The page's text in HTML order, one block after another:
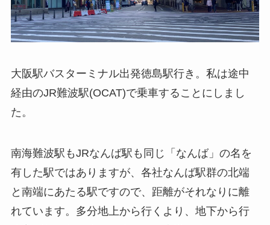
大阪駅バスターミナル出発徳島駅行き。私は途中
経由のJR難波駅(OCAT)で乗車することにしまし
た。
南海難波駅もJRなんば駅も同じ「なんば」の名を
有した駅ではありますが、各社なんば駅群の北端
と南端にあたる駅ですので、距離がそれなりに離
れています。多分地上から行くより、地下から行